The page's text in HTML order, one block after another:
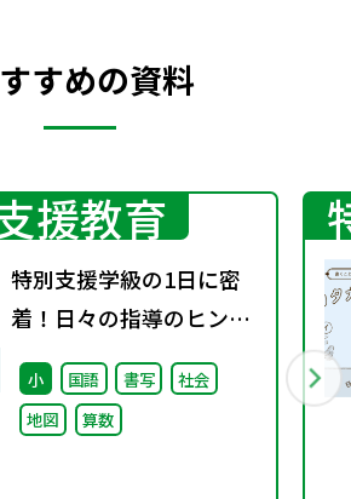
すめの資料
援教育
特別支援学級の1日に密
着！日々の指導のヒント
がここに
小 国語 書写
社会
地図
算数